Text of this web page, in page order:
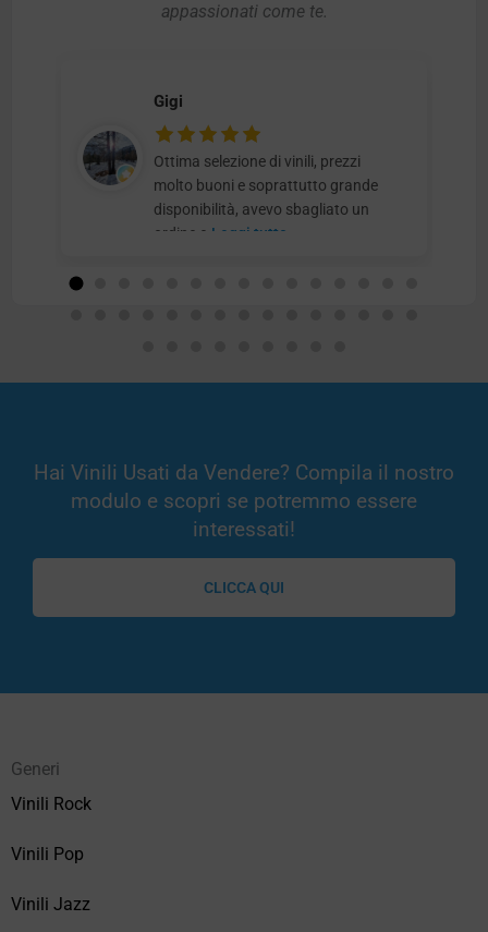
appassionati come te.
Gigi
Ottima selezione di vinili, prezzi
molto buoni e soprattutto grande
disponibilità, avevo sbagliato un
ordine e Leggi tutto
Hai Vinili Usati da Vendere? Compila il nostro
modulo e scopri se potremmo essere
interessati!
CLICCA QUI
Generi
Vinili Rock
Vinili Pop
Vinili Jazz